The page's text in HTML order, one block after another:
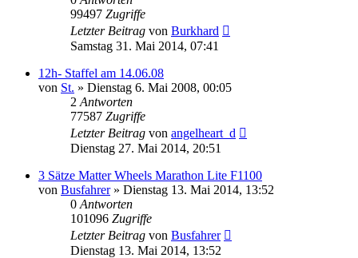
99497 Zugriffe
Letzter Beitrag von Burkhard
Samstag 31. Mai 2014, 07:41
12h- Staffel am 14.06.08
von St. » Dienstag 6. Mai 2008, 00:05
2 Antworten
77587 Zugriffe
Letzter Beitrag von angelheart_d
Dienstag 27. Mai 2014, 20:51
3 Sätze Matter Wheels Marathon Lite F1100
von Busfahrer» Dienstag 13. Mai 2014, 13:52
0 Antworten
101096 Zugriffe
Letzter Beitrag von Busfahrer
Dienstag 13. Mai 2014, 13:52